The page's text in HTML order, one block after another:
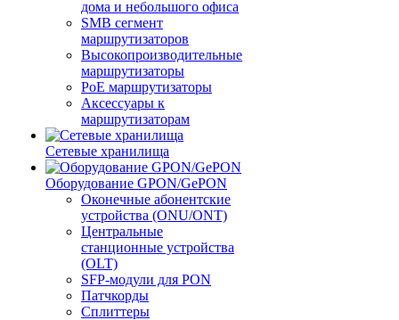
дома и небольшого офиса
SMB сегмент
маршрутизаторов
Высокопроизводительные
маршрутизаторы
PoE маршрутизаторы
Аксессуары к
маршрутизаторам
Сетевые хранилища
Оборудование GPON/GePON
Оконечные абонентские
устройства (ONU/ONT)
Центральные
станционные устройства
(OLT)
SFP-модули для PON
Патчкорды
Сплиттеры